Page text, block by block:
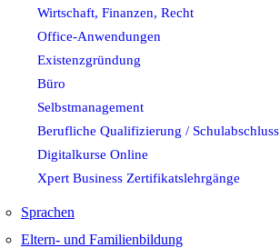
Wirtschaft, Finanzen, Recht
Office-Anwendungen
Existenzgründung
Büro
Selbstmanagement
Berufliche Qualifizierung / Schulabschluss
Digitalkurse Online
Xpert Business Zertifikatslehrgänge
Sprachen
Eltern- und Familienbildung